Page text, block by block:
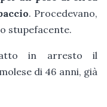
. Procedevano,
stupefacente.
in arresto il
di 46 anni, già